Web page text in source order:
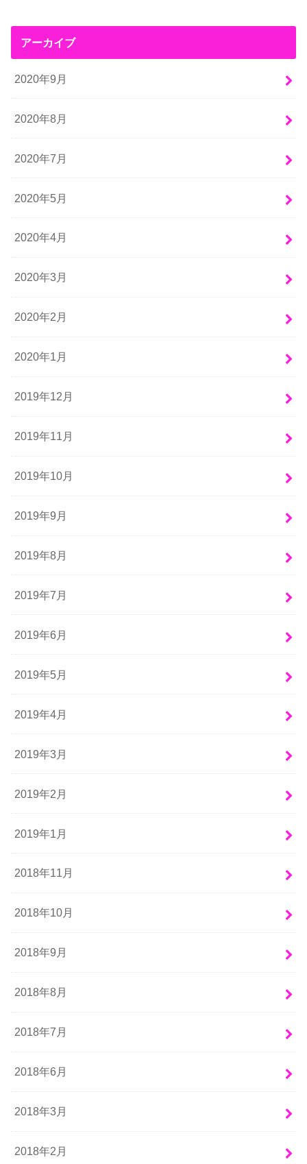
アーカイブ
2020年9月
2020年8月
2020年7月
2020年5月
2020年4月
2020年3月
2020年2月
2020年1月
2019年12月
2019年11月
2019年10月
2019年9月
2019年8月
2019年7月
2019年6月
2019年5月
2019年4月
2019年3月
2019年2月
2019年1月
2018年11月
2018年10月
2018年9月
2018年8月
2018年7月
2018年6月
2018年3月
2018年2月